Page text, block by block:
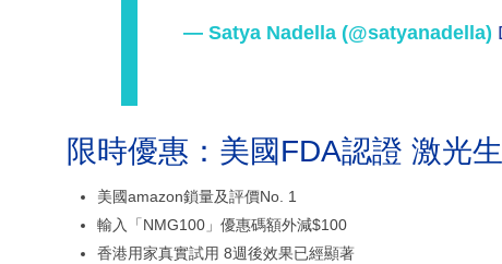
— Satya Nadella (@satyanadella)
限時優惠：美國FDA認證 激光
美國amazon鎖量及評價No. 1
輸入「NMG100」優惠碼額外減$100
香港用家真實試用 8週後效果已經顯著